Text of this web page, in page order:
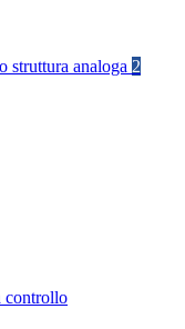
struttura analoga 2
controllo